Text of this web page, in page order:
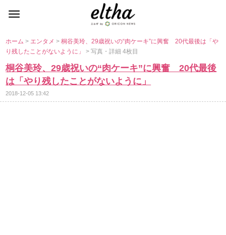
ホーム> エンタメ>桐谷美玲、29歳祝いの“肉ケーキ”に興奮 20代最後は「
り残したことがないように」> 写真・詳細 4枚目
桐谷美玲、29歳祝いの“肉ケーキ”に興奮 20代最後
は「やり残したことがないように」
2018-12-05 13:42